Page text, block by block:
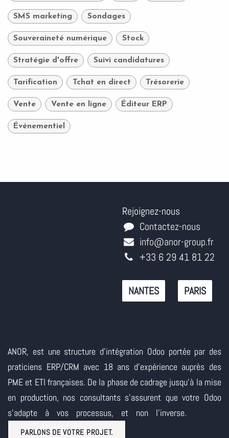
SMS marketing Sondages
Souveraineté numérique Stock
Stratégie d'offre Suivi candidatures
Tarification Tchat en direct Trésorerie
Vente Vente en ligne Éditeur ERP
Événementiel
Rejoignez-nous
Contactez-nous
info@anor-group.fr
+33 6 29 41 81 22
NANTES PARIS
ANOR, est une structure d'intégration Odoo portée par des
praticiens ERP/CRM avec 18 ans d'expérience auprès des
PME et ETI françaises. De la phase de cadrage jusqu'à la mise
en production, nos consultants s'assurent que votre Odoo
s'adapte à vos processus, et non l'inverse.
PARLONS DE VOTRE PROJET.